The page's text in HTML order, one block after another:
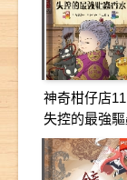
神奇柑仔店11
失控的最強驅
香水